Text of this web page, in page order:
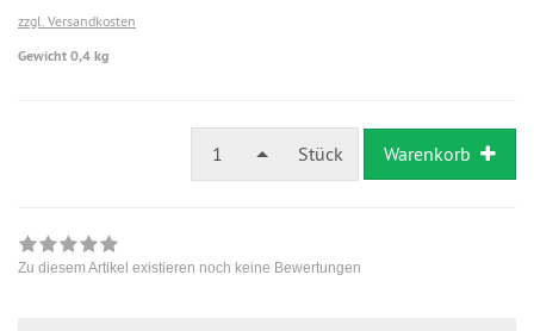
zzgl. Versandkosten
Gewicht 0,4 kg
1 Stück Warenkorb
Zu diesem Artikel existieren noch keine Bewertungen